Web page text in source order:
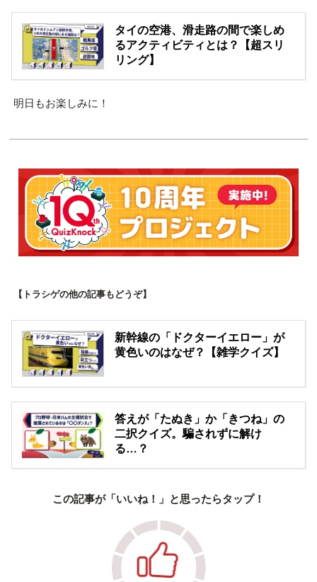
タイの空港、滑走路の間で楽しめ
るアクティビティとは？【超スリ
リング】
明日もお楽しみに！
【トラシゲの他の記事もどうぞ】
新幹線の「ドクターイエロー」が
黄色いのはなぜ？【雑学クイズ】
答えが「たぬき」か「きつね」の
二択クイズ。騙されずに解け
る…？
この記事が「いいね！」と思ったらタップ！